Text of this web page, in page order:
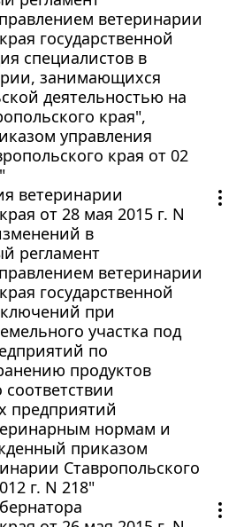
ветеринарии
государственной
специалистов в
занимающихся
деятельностью на
края",
управления
края от 02
ветеринарии
от 28 мая 2015 г. N
в
регламент
ветеринарии
государственной
при
участка под
по
продуктов
предприятий
нормам и
приказом
Ставропольского
г. N 218"